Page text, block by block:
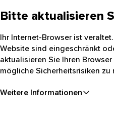
Bitte aktualisieren
Ihr Internet-Browser ist
Website sind eingeschränkt
aktualisieren Sie Ihren
mögliche Sicherheitsrisiken zu
Weitere Informationen